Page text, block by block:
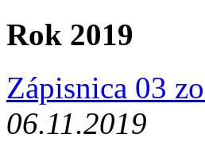
Rok 2019
Zápisnica 03
06.11.2019